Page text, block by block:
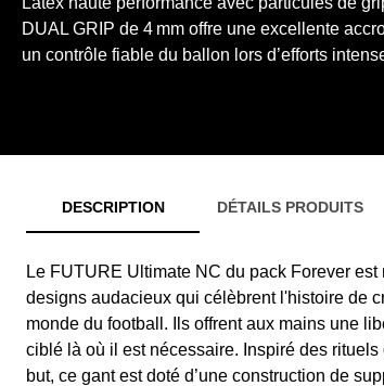
DUAL GRIP de 4 mm offre une excellente
un contrôle fiable du ballon lors d’efforts
DESCRIPTION DÉTAILS PRODUITS
Le FUTURE Ultimate NC du pack Forever
designs audacieux qui célèbrent l'histoire de
monde du football. Ils offrent aux mains une
ciblé là où il est nécessaire. Inspiré des
but, ce gant est doté d’une construction de